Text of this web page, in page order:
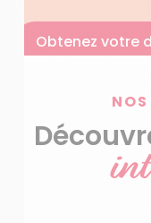
Obtenez votre